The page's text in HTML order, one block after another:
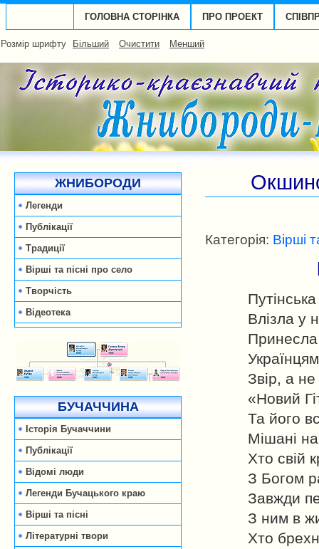
ГОЛОВНА СТОРІНКА ПРО ПРОЕКТ
Розмір шрифту Більший Очистити Менший
ЖНИБОРОДИ
Легенди
Публікації
Традиції
Вірші та пісні про село
Творчість
Відеотека
БУЧАЧЧИНА
Історія Бучаччини
Публікації
Відомі люди
Легенди Бучацького краю
Вірші та пісні
Літературні твори
Категорія: Вірші
Влізла у
Принесла
Звір, а
«Новий
Та його
Мішані на
Хто свій
З Богом
Завжди
З ним в
Хто